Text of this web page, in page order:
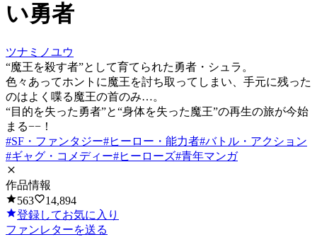
い勇者
ツナミノユウ
“魔王を殺す者”として育てられた勇者・シュラ。
色々あってホントに魔王を討ち取ってしまい、手元に残った
のはよく喋る魔王の首のみ…。
“目的を失った勇者”と“身体を失った魔王”の再生の旅が今始
まる−−！
#SF・ファンタジー#ヒーロー・能力者#バトル・アクション
#ギャグ・コメディー#ヒーローズ#青年マンガ
作品情報
563
14,894
登録してお気に入り
ファンレターを送る